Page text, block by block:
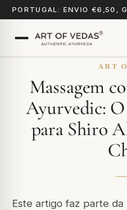
PORTUGAL: ENVIO €6,50,
ART
Massagem
Ayurvedic:
para Shiro
Este artigo faz parte da